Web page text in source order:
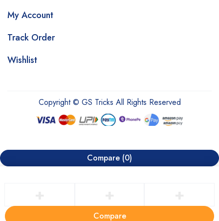
My Account
Track Order
Wishlist
Copyright © GS Tricks All Rights Reserved
Compare (0)
Compare